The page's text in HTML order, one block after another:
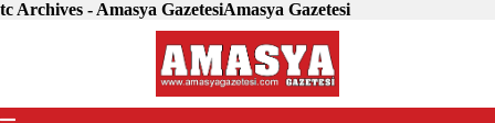
tc Archives - Amasya GazetesiAmasya Gazetesi